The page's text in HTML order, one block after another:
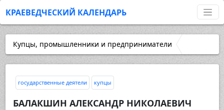
КРАЕВЕДЧЕСКИЙ КАЛЕНДАРЬ
Купцы, промышленники и предприниматели
государственные деятели купцы
БАЛАКШИН АЛЕКСАНДР НИКОЛАЕВИЧ